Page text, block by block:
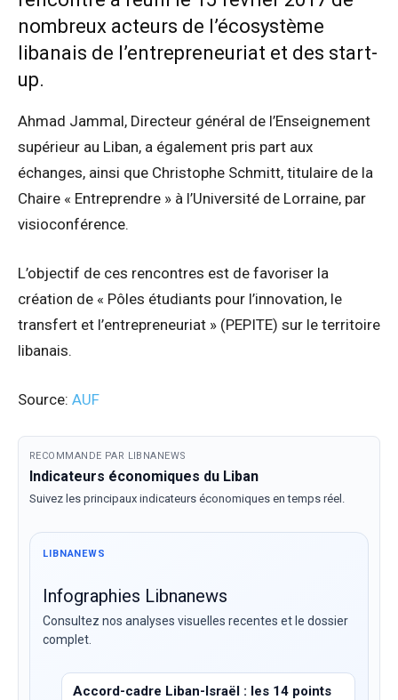
nombreux acteurs de l’écosystème
libanais de l’entrepreneuriat et des start-
up.
Ahmad Jammal, Directeur général de l’Enseignement
supérieur au Liban, a également pris part aux
échanges, ainsi que Christophe Schmitt, titulaire de la
Chaire « Entreprendre » à l’Université de Lorraine, par
visioconférence.
L’objectif de ces rencontres est de favoriser la
création de « Pôles étudiants pour l’innovation, le
transfert et l’entrepreneuriat » (PEPITE) sur le territoire
libanais.
Source: AUF
RECOMMANDE PAR LIBNANEWS
Indicateurs économiques du Liban
Suivez les principaux indicateurs économiques en temps réel.
LIBNANEWS
Infographies Libnanews
Consultez nos analyses visuelles recentes et le dossier
complet.
Accord-cadre Liban-Israël : les 14 points